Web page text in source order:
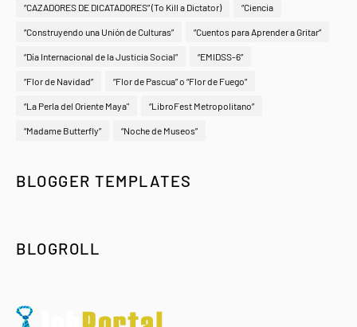
“CAZADORES DE DICATADORES” (To Kill a Dictator) “Ciencia
“Construyendo una Unión de Culturas” “Cuentos para Aprender a Gritar”
“Día Internacional de la Justicia Social” “EMIDSS-6”
“Flor de Navidad” “Flor de Pascua” o “Flor de Fuego”
“La Perla del Oriente Maya" “LibroFest Metropolitano”
“Madame Butterfly” “Noche de Museos”
BLOGGER TEMPLATES
BLOGROLL